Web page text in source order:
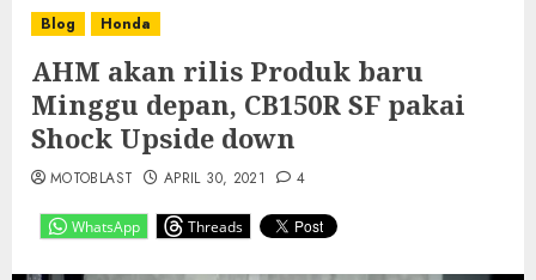
Blog Honda
AHM akan rilis Produk baru
Minggu depan, CB150R SF pakai
Shock Upside down
WhatsApp Threads
MOTOBLAST APRIL 30, 2021 4